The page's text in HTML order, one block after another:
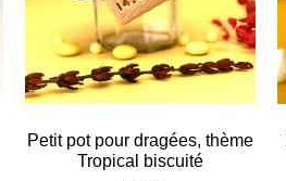
Petit pot pour dragées, thème
Tropical biscuité